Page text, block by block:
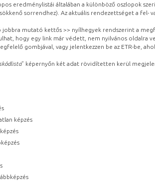
eredménylistái általában a különböző oszlopok
sorrendhez). Az aktuális rendezettséget a
jobbra mutató kettős >> nyílhegyek rendszerint a
hogy egy link már védett, nem nyilvános oldalra
gombjával, vagy jelentkezzen be az ETR-be,
” képernyőn két adat rövidítetten kerül
képzés